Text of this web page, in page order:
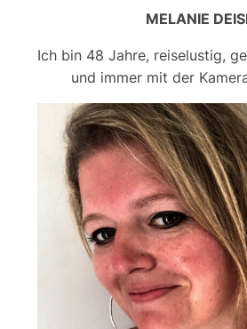
MELANIE
Ich bin 48 Jahre, reiselustig,
und immer mit der